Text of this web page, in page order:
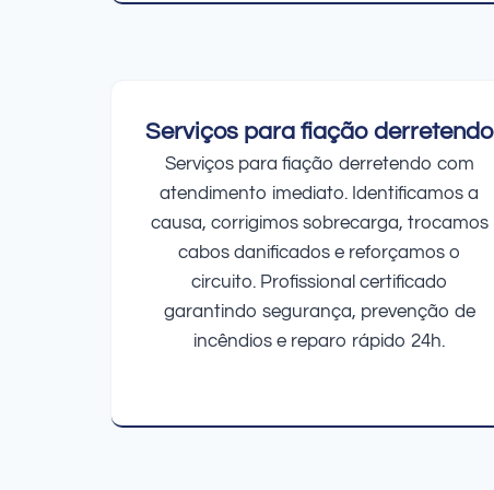
Serviços para fiação derretendo
Serviços para fiação derretendo com
atendimento imediato. Identificamos a
causa, corrigimos sobrecarga, trocamos
cabos danificados e reforçamos o
circuito. Profissional certificado
garantindo segurança, prevenção de
incêndios e reparo rápido 24h.